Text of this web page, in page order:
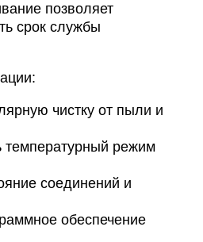
позволяет
срок службы
чистку от пыли и
температурный режим
соединений и
обеспечение